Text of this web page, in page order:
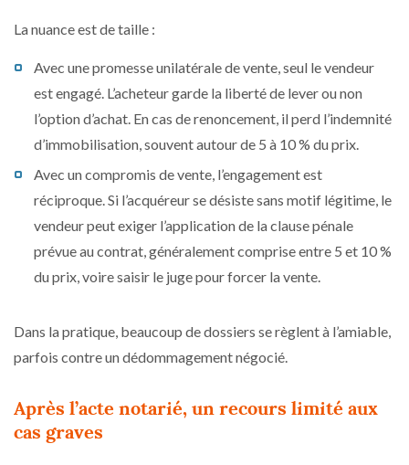
La nuance est de taille :
Avec une promesse unilatérale de vente, seul le vendeur
est engagé. L’acheteur garde la liberté de lever ou non
l’option d’achat. En cas de renoncement, il perd l’indemnité
d’immobilisation, souvent autour de 5 à 10 % du prix.
Avec un compromis de vente, l’engagement est
réciproque. Si l’acquéreur se désiste sans motif légitime, le
vendeur peut exiger l’application de la clause pénale
prévue au contrat, généralement comprise entre 5 et 10 %
du prix, voire saisir le juge pour forcer la vente.
Dans la pratique, beaucoup de dossiers se règlent à l’amiable,
parfois contre un dédommagement négocié.
Après l’acte notarié, un recours limité aux
cas graves